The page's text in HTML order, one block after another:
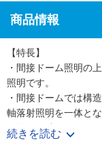
商品情報
【特長】
・間接ドーム照明の
照明です。
・間接ドームでは構
軸落射照明を一体と
不足を解消。
・全方向からの無影
続きを読む